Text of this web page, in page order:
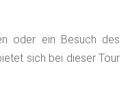
oder ein Besuch des
sich bei dieser Tour